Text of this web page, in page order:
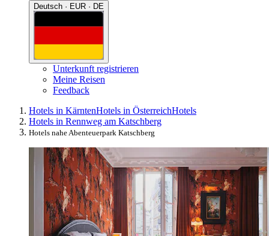
Deutsch · EUR · DE
Unterkunft registrieren
Meine Reisen
Feedback
Hotels in KärntenHotels in ÖsterreichHotels
Hotels in Rennweg am Katschberg
Hotels nahe Abenteuerpark Katschberg